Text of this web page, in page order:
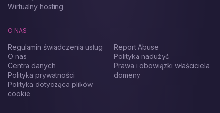
Wirtualny hosting
O NAS
Regulamin świadczenia usług
O nas
Centra danych
Polityka prywatności
Polityka dotycząca plików
cookie
Report Abuse
Polityka nadużyć
Prawa i obowiązki właściciela
domeny